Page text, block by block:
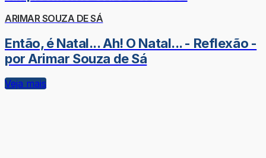
ARIMAR SOUZA DE SÁ
Então, é Natal... Ah! O Natal... - Reflexão -
por Arimar Souza de Sá
Veja mais